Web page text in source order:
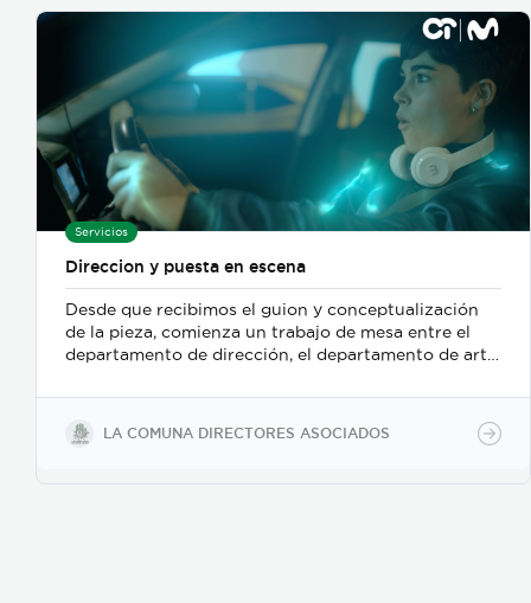
Servicios
Direccion y puesta en escena
Desde que recibimos el guion y conceptualización
de la pieza, comienza un trabajo de mesa entre el
departamento de dirección, el departamento de arte,
buscamos reforzar la historia, nos centramos
fuertemente en la selección de casting, en el tono
para los actores con instrucciones claras, paletas de
LA COMUNA DIRECTORES ASOCIADOS